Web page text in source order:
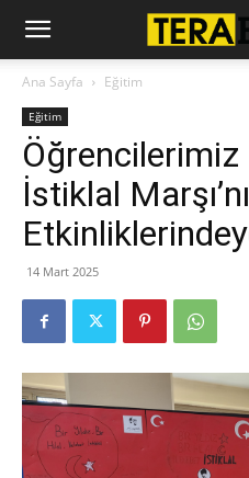
Ana Sayfa Eğitim
Eğitim
İstiklal
14 Mart 2025